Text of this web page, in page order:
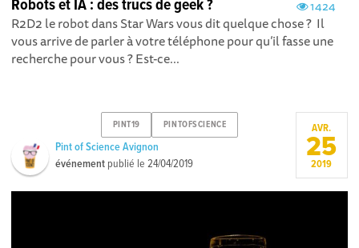
1424
Robots et IA : des trucs de geek ?
R2D2 le robot dans Star Wars vous dit quelque chose ? Il
vous arrive de parler à votre téléphone pour qu’il fasse une
recherche pour vous ? Est-ce...
PINT19 PINTOFSCIENCE
Pint of Science Avignon
événement publié le24/04/2019
AVR.
25
2019